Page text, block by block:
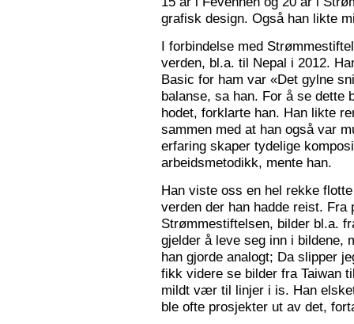
grafisk design. Også han likte
I forbindelse med
verden, bl.a. til Nepal i 2012.
Basic for ham var «Det gylne
balanse, sa han. For å se dette
hodet, forklarte han. Han likte
sammen med at han også var
erfaring skaper tydelige
arbeidsmetodikk, mente han.
Han viste oss en hel rekke
verden der han hadde reist. Fra
Strømmestiftelsen, bilder bl.a.
gjelder å leve seg inn i bildene,
han gjorde analogt; Da slipper
fikk videre se bilder fra Taiwan
mildt vær til linjer i is. Han
ble ofte prosjekter ut av det,